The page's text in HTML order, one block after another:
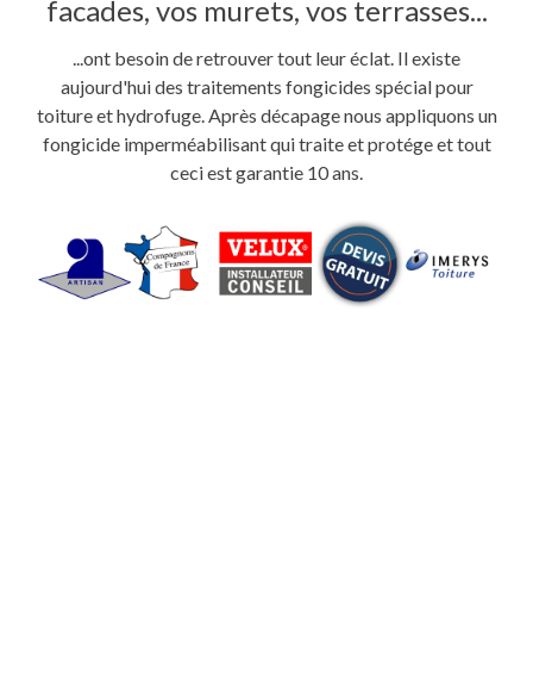
facades, vos murets, vos terrasses...
...ont besoin de retrouver tout leur éclat. Il existe
aujourd'hui des traitements fongicides spécial pour
toiture et hydrofuge. Après décapage nous appliquons un
fongicide imperméabilisant qui traite et protége et tout
ceci est garantie 10 ans.